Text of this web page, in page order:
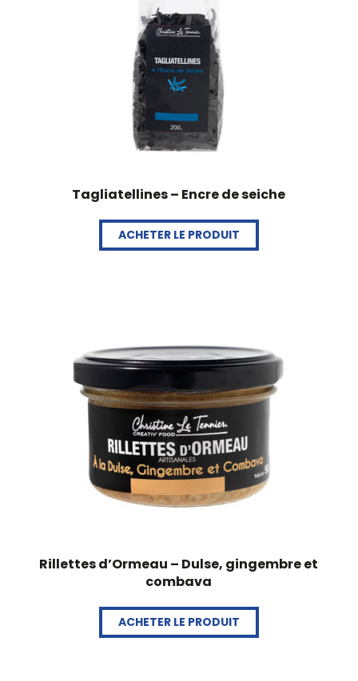
Tagliatellines – Encre de seiche
ACHETER LE PRODUIT
Rillettes d’Ormeau – Dulse, gingembre et
combava
ACHETER LE PRODUIT